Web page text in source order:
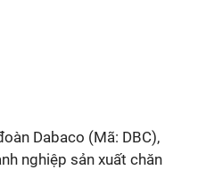
Dabaco (Mã: DBC),
nghiệp sản xuất chăn